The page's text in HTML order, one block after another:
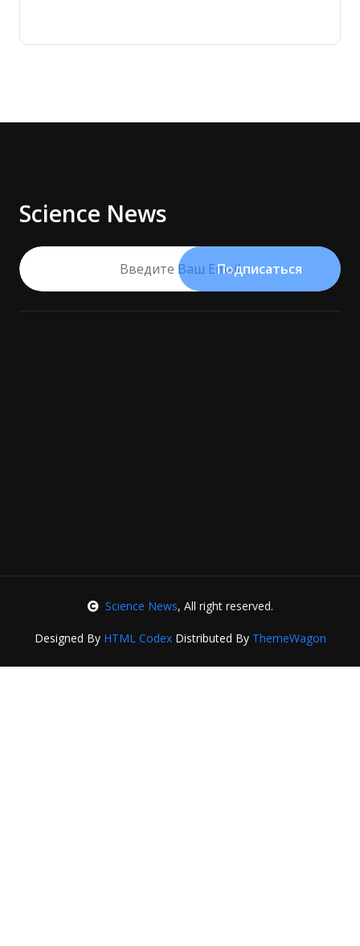
Science News
Подписаться
Science News, All right reserved.
Designed By HTML CodexDistributed By ThemeWagon